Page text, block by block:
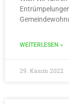
WEITERLESEN »
29. Kasım 2022